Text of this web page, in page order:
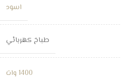
اسود
طباخ كهربائي
1400 وات